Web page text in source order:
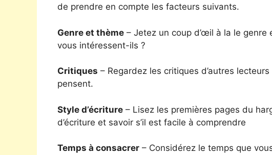
de prendre en compte les facteurs suivants.
Genre et thème – Jetez un coup d’œil à la le
vous intéressent-ils ?
Critiques – Regardez les critiques d’autres
pensent.
Style d’écriture – Lisez les premières pages du
d’écriture et savoir s’il est facile à comprendre
Temps à consacrer – Considérez le temps que